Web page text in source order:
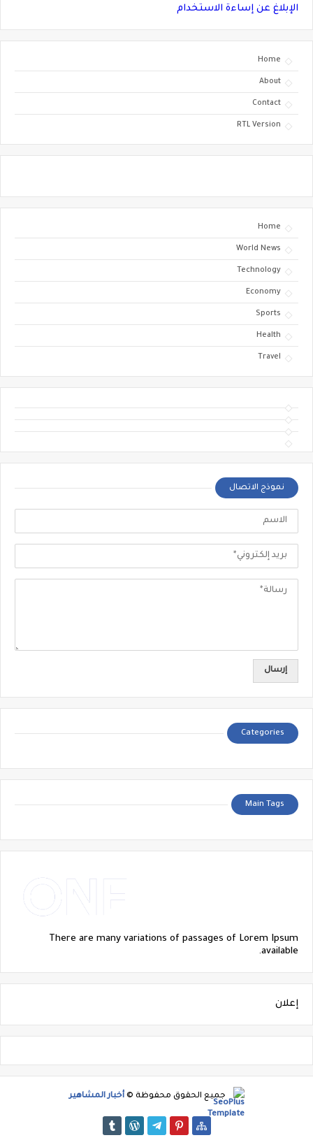
الإبلاغ عن إساءة الاستخدام
Home
About
Contact
RTL Version
Home
World News
Technology
Economy
Sports
Health
Travel
نموذج الاتصال
Categories
Main Tags
There are many variations of passages of Lorem Ipsum
available.
إعلان
جميع الحقوق محفوظة © أخبار المشاهير